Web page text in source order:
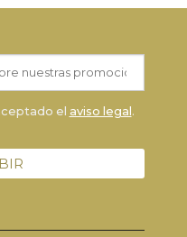
el aviso legal.